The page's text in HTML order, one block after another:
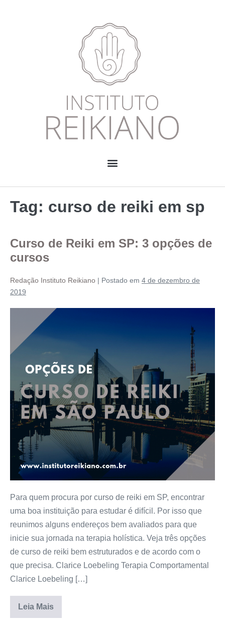
Tag: curso de reiki em sp
Curso de Reiki em SP: 3 opções de
cursos
Redação Instituto Reikiano | Postado em 4 de dezembro de
2019
Para quem procura por curso de reiki em SP, encontrar
uma boa instituição para estudar é difícil. Por isso que
reunimos alguns endereços bem avaliados para que
inicie sua jornada na terapia holística. Veja três opções
de curso de reiki bem estruturados e de acordo com o
que precisa. Clarice Loebeling Terapia Comportamental
Clarice Loebeling […]
Leia Mais